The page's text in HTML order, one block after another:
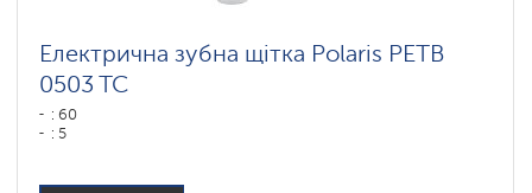
Електрична зубна щітка Polaris PETB
0503 TC
: 60
: 5